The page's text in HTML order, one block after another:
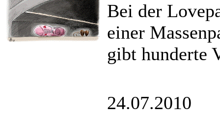
Bei der
einer
gibt hunderte
24.07.2010